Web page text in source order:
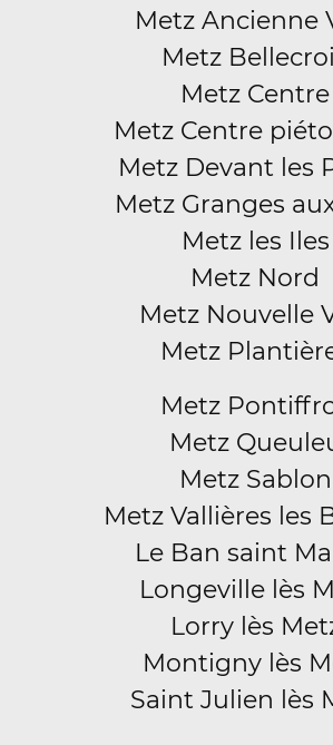
Metz Ancienne
Metz
Metz Centre
Metz Centre
Metz Devant les
Metz Granges
Metz les Iles
Metz Nord
Metz Nouvelle
Metz
Metz
Metz
Metz Sablon
Metz Vallières les
Le Ban saint
Longeville lès
Lorry lès
Montigny lès
Saint Julien lès